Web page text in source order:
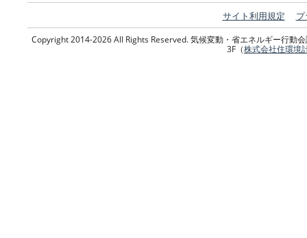
サイト利用規定
Copyright 2014-2026 All Rights Reserved. 気候変動・省エネルギー行動
3F（株式会社住環境